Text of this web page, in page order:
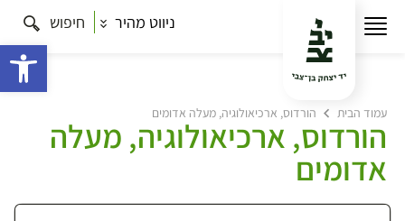
ניווט מהיר חיפוש
עמוד הבית הורדוס, ארכיאולוגיה, מעלה אדומים
הורדוס, ארכיאולוגיה, מעלה
אדומים